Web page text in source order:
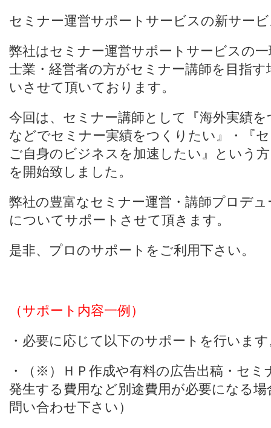
セミナー運営サポートサービスの新サー
弊社はセミナー運営サポートサービスの
士業・経営者の方がセミナー講師を目指
いさせて頂いております。
今回は、セミナー講師として『海外実績
などでセミナー実績をつくりたい』・『
ご自身のビジネスを加速したい』という
を開始致しました。
弊社の豊富なセミナー運営・講師プロデ
についてサポートさせて頂きます。
是非、プロのサポートをご利用下さい。
（サポート内容一例）
・必要に応じて以下のサポートを行いま
・（※）ＨＰ作成や有料の広告出稿・セ
発生する費用など別途費用が必要になる
問い合わせ下さい）